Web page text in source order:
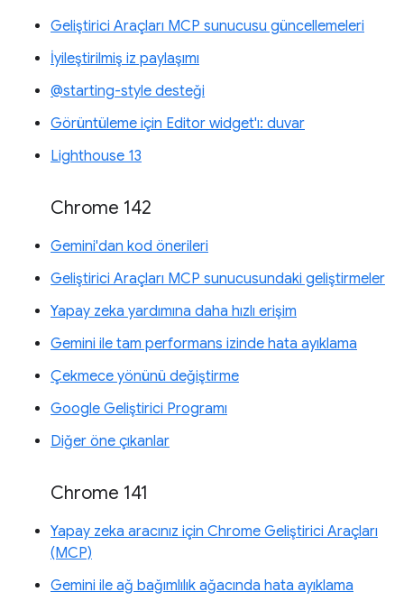
Geliştirici Araçları MCP sunucusu güncellemeleri
İyileştirilmiş iz paylaşımı
@starting-style desteği
Görüntüleme için Editor widget'ı: duvar
Lighthouse 13
Chrome 142
Gemini'dan kod önerileri
Geliştirici Araçları MCP sunucusundaki geliştirmeler
Yapay zeka yardımına daha hızlı erişim
Gemini ile tam performans izinde hata ayıklama
Çekmece yönünü değiştirme
Google Geliştirici Programı
Diğer öne çıkanlar
Chrome 141
Yapay zeka aracınız için Chrome Geliştirici Araçları
(MCP)
Gemini ile ağ bağımlılık ağacında hata ayıklama